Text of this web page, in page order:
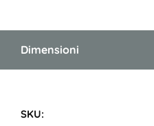
Dimensioni